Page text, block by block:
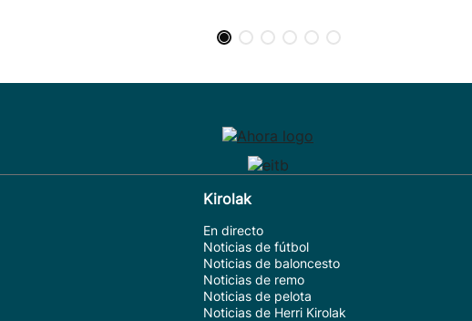
Kirolak
En directo
Noticias de fútbol
Noticias de baloncesto
Noticias de remo
Noticias de pelota
Noticias de Herri Kirolak